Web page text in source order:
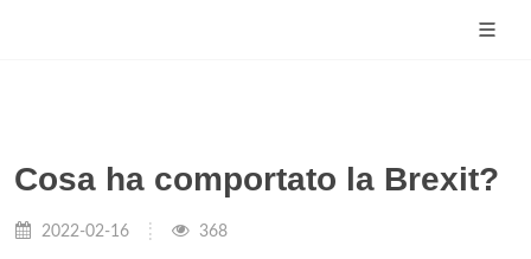
Cosa ha comportato la Brexit?
2022-02-16 368